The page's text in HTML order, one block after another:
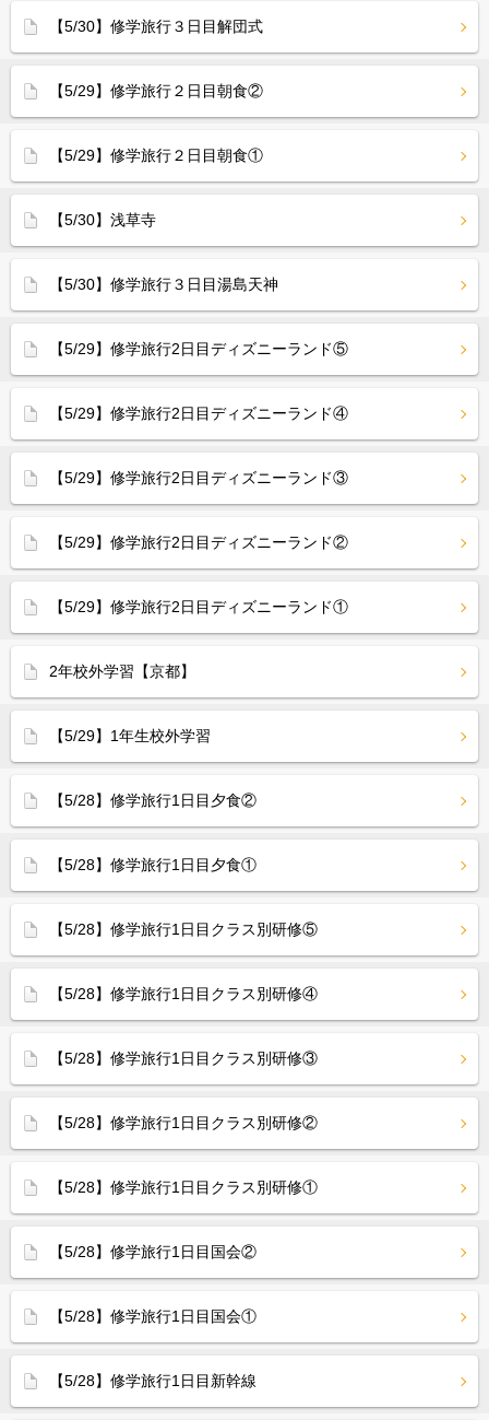
【5/30】修学旅行３日目解団式
【5/29】修学旅行２日目朝食②
【5/29】修学旅行２日目朝食①
【5/30】浅草寺
【5/30】修学旅行３日目湯島天神
【5/29】修学旅行2日目ディズニーランド⑤
【5/29】修学旅行2日目ディズニーランド④
【5/29】修学旅行2日目ディズニーランド③
【5/29】修学旅行2日目ディズニーランド②
【5/29】修学旅行2日目ディズニーランド①
2年校外学習【京都】
【5/29】1年生校外学習
【5/28】修学旅行1日目夕食②
【5/28】修学旅行1日目夕食①
【5/28】修学旅行1日目クラス別研修⑤
【5/28】修学旅行1日目クラス別研修④
【5/28】修学旅行1日目クラス別研修③
【5/28】修学旅行1日目クラス別研修②
【5/28】修学旅行1日目クラス別研修①
【5/28】修学旅行1日目国会②
【5/28】修学旅行1日目国会①
【5/28】修学旅行1日目新幹線